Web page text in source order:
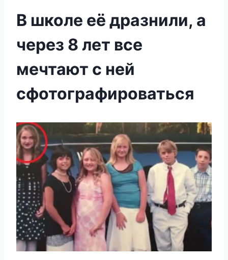
В школе её дразнили, а
через 8 лет все
мечтают с ней
сфотографироваться